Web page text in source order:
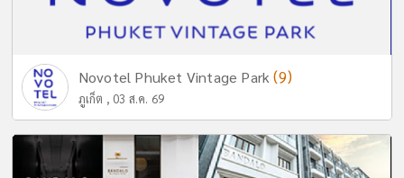
Novotel Phuket Vintage Park(9)
ภูเก็ต , 03 ส.ค. 69